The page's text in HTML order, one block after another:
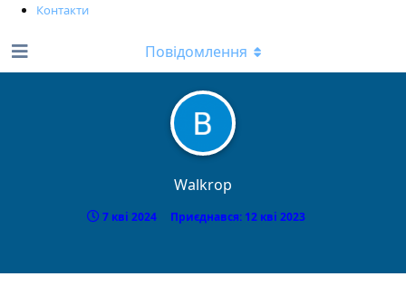
Контакти
Walkrop
7 кві 2024 Приєднався: 12 кві 2023
Повідомлення